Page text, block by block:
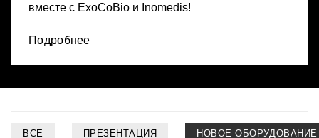
вместе с ExoCoBio и Inomedis!
Подробнее
ВСЕ ПРЕЗЕНТАЦИЯ НОВОЕ ОБОРУДОВАНИЕ